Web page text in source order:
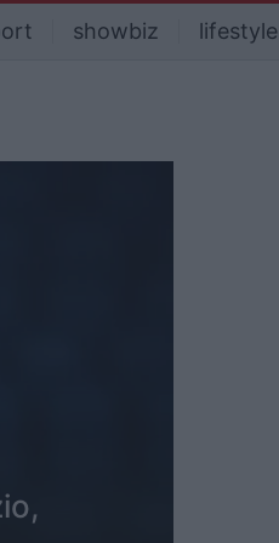
showbiz lifestyle